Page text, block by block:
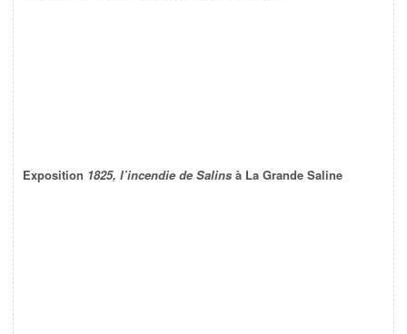
Exposition 1825, l’incendie de Salins à La Grande Saline